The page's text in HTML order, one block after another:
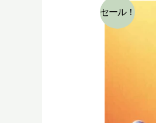
セール！